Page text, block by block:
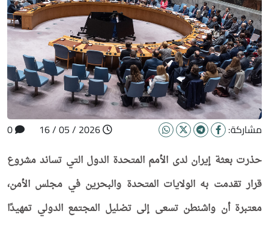
مشاركة:
حذرت بعثة إيران لدى الأمم المتحدة الدول التي تساند مشروع
قرار تقدمت به الولايات المتحدة والبحرين في مجلس الأمن،
معتبرة أن واشنطن تسعى إلى تضليل المجتمع الدولي تمهيدًا